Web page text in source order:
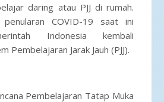
daring atau PJJ di rumah.
penularan COVID-19 saat ini
Indonesia kembali
Pembelajaran Jarak Jauh (PJJ).
Pembelajaran Tatap Muka